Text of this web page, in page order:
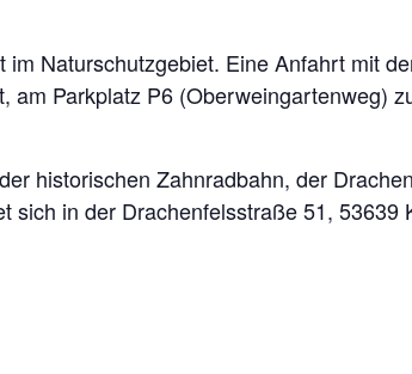
im Naturschutzgebiet. Eine Anfahrt mit
am Parkplatz P6 (Oberweingartenweg)
historischen Zahnradbahn, der
sich in der Drachenfelsstraße 51,